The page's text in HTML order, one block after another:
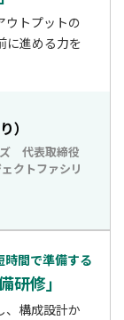
ウトプットの
に進める力を
）
ズ 代表取締役
クトファシリ
時間で準備する
研修」
、構成設計か